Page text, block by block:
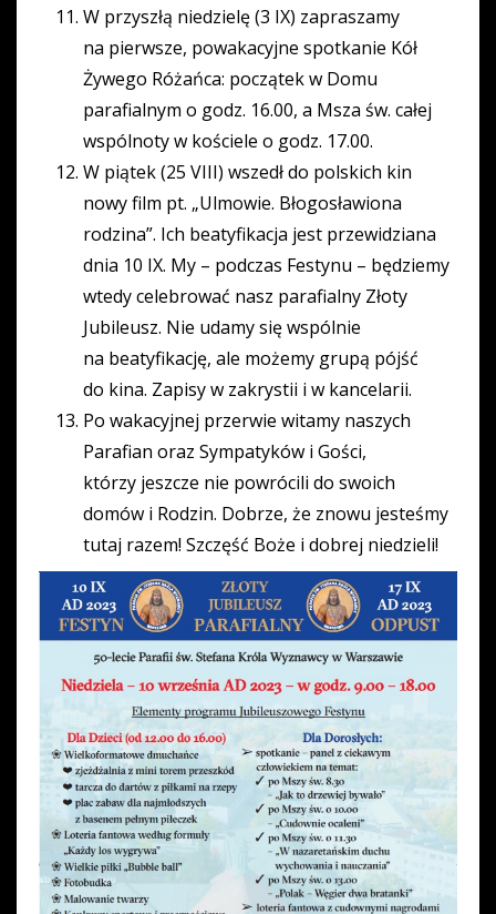
W przyszłą niedzielę (3 IX) zapraszamy
na pierwsze, powakacyjne spotkanie Kół
Żywego Różańca: początek w Domu
parafialnym o godz. 16.00, a Msza św. całej
wspólnoty w kościele o godz. 17.00.
W piątek (25 VIII) wszedł do polskich kin
nowy film pt. „Ulmowie. Błogosławiona
rodzina”. Ich beatyfikacja jest przewidziana
dnia 10 IX. My – podczas Festynu – będziemy
wtedy celebrować nasz parafialny Złoty
Jubileusz. Nie udamy się wspólnie
na beatyfikację, ale możemy grupą pójść
do kina. Zapisy w zakrystii i w kancelarii.
Po wakacyjnej przerwie witamy naszych
Parafian oraz Sympatyków i Gości,
którzy jeszcze nie powrócili do swoich
domów i Rodzin. Dobrze, że znowu jesteśmy
tutaj razem! Szczęść Boże i dobrej niedzieli!